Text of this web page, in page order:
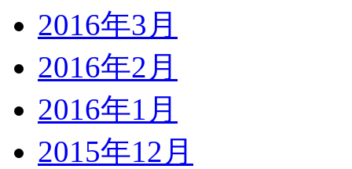
2016年3月
2016年2月
2016年1月
2015年12月